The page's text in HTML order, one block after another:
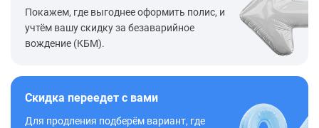
Покажем, где выгоднее оформить полис, и
учтём вашу скидку за безаварийное
вождение (КБМ).
Скидка переедет с вами
Для продления подберём вариант, где